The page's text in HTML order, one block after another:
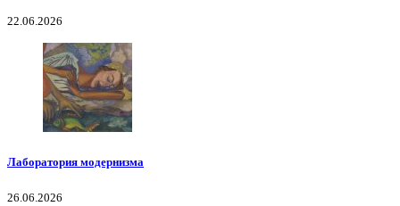
22.06.2026
Лаборатория модернизма
26.06.2026